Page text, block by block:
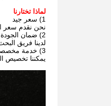
لماذا تختارنا
1) سعر جيد
نحن نقدم سعر
2) ضمان الجودة
لدينا فريق
3) خدمة مخصصة
يمكننا تخصيص